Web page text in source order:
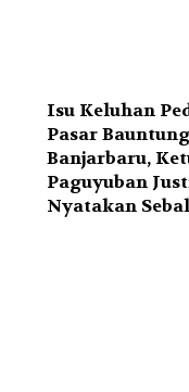
Isu Keluhan
Pasar Bauntung
Banjarbaru,
Paguyuban
Nyatakan